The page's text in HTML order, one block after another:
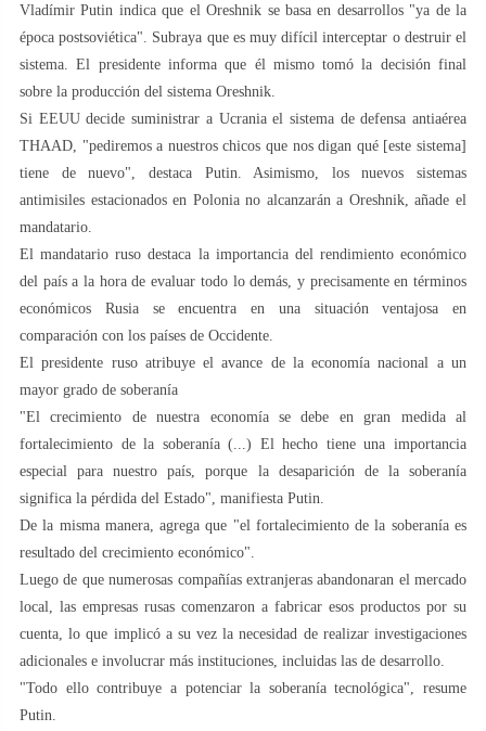
Vladímir Putin indica que el Oreshnik se basa en desarrollos "ya de la
época postsoviética". Subraya que es muy difícil interceptar o destruir el
sistema. El presidente informa que él mismo tomó la decisión final
sobre la producción del sistema Oreshnik.
Si EEUU decide suministrar a Ucrania el sistema de defensa antiaérea
THAAD, "pediremos a nuestros chicos que nos digan qué [este sistema]
tiene de nuevo", destaca Putin. Asimismo, los nuevos sistemas
antimisiles estacionados en Polonia no alcanzarán a Oreshnik, añade el
mandatario.
El mandatario ruso destaca la importancia del rendimiento económico
del país a la hora de evaluar todo lo demás, y precisamente en términos
económicos Rusia se encuentra en una situación ventajosa en
comparación con los países de Occidente.
El presidente ruso atribuye el avance de la economía nacional a un
mayor grado de soberanía
"El crecimiento de nuestra economía se debe en gran medida al
fortalecimiento de la soberanía (...) El hecho tiene una importancia
especial para nuestro país, porque la desaparición de la soberanía
significa la pérdida del Estado", manifiesta Putin.
De la misma manera, agrega que "el fortalecimiento de la soberanía es
resultado del crecimiento económico".
Luego de que numerosas compañías extranjeras abandonaran el mercado
local, las empresas rusas comenzaron a fabricar esos productos por su
cuenta, lo que implicó a su vez la necesidad de realizar investigaciones
adicionales e involucrar más instituciones, incluidas las de desarrollo.
"Todo ello contribuye a potenciar la soberanía tecnológica", resume
Putin.